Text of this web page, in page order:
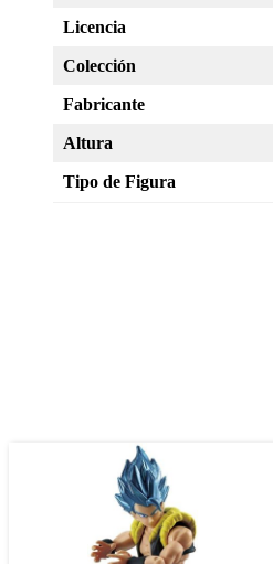
Licencia
Colección
Fabricante
Altura
Tipo de Figura